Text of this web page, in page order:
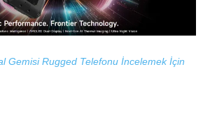
Gemisi Rugged Telefonu İncelemek İçin